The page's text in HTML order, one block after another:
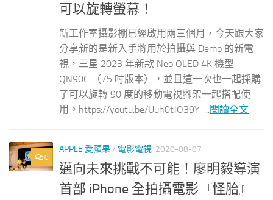
可以旋轉螢幕！
新工作室攝影棚已經啟用兩三個月，今天跟大家
分享新的是新入手將用於拍攝與 Demo 的新電
視，三星 2023 年新款 Neo QLED 4K 機型
QN90C （75 吋版本），並且這一次也一起採購
了可以旋轉 90 度的移動電視腳架一起搭配使
用。https://youtu.be/Uuh0tJO39Y-...閱讀全文
0
APPLE 愛蘋果/ 電影電視 2020-08-07
邁向未來挑戰不可能！廖明毅導演
首部 iPhone 全拍攝電影『怪胎』